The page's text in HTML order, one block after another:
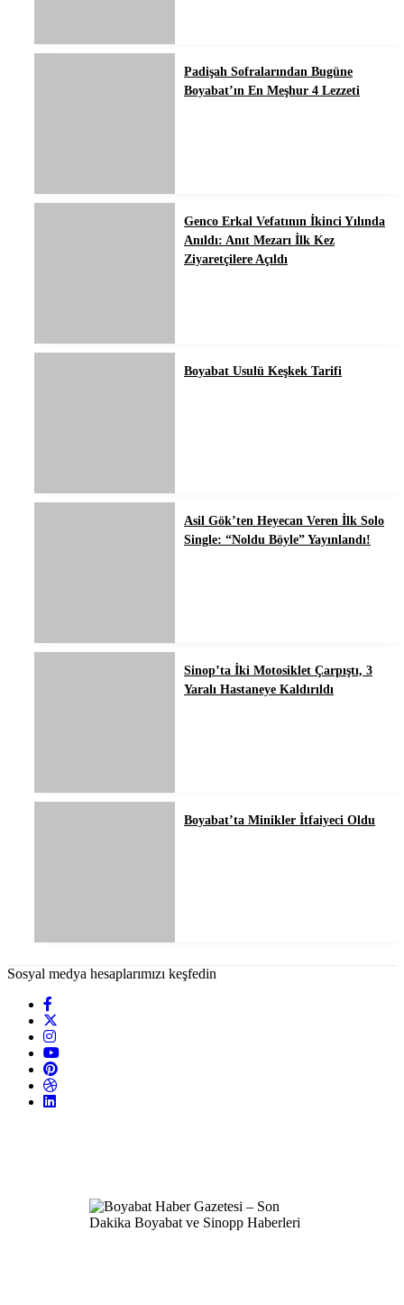
Padişah Sofralarından Bugüne
Boyabat’ın En Meşhur 4 Lezzeti
Genco Erkal Vefatının İkinci Yılında
Anıldı: Anıt Mezarı İlk Kez
Ziyaretçilere Açıldı
Boyabat Usulü Keşkek Tarifi
Asil Gök’ten Heyecan Veren İlk Solo
Single: “Noldu Böyle” Yayınlandı!
Sinop’ta İki Motosiklet Çarpıştı, 3
Yaralı Hastaneye Kaldırıldı
Boyabat’ta Minikler İtfaiyeci Oldu
Sosyal medya hesaplarımızı keşfedin